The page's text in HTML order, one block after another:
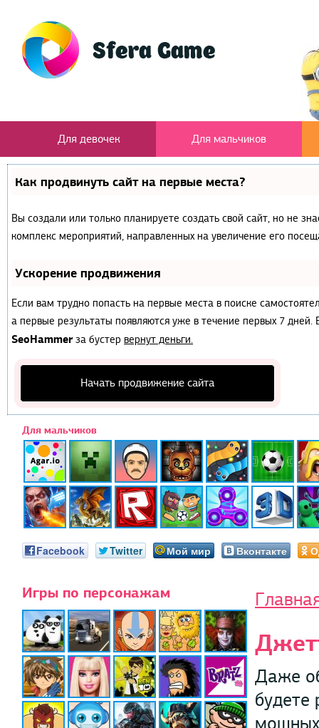
Для девочек Для мальчиков
Как продвинуть сайт на первые места?
Вы создали или только планируете создать свой сайт, но не
комплекс мероприятий, направленных на увеличение его
Ускорение продвижения
Если вам трудно попасть на первые места в поиске
а первые результаты появляются уже в течение первых 7
SeoHammerза бустер вернут деньги.
Начать продвижение сайта
Для мальчиков
Facebook Twitter Мой мир Вконтакте
Игры по персонажам
Даже
будете
мощных